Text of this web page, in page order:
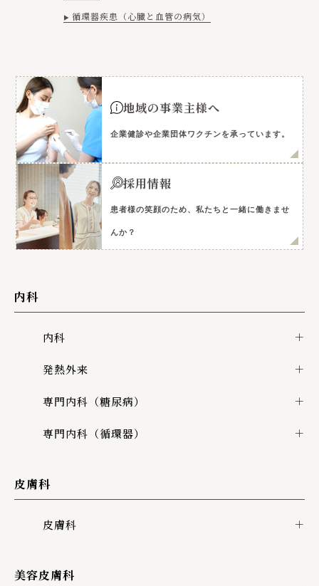
循環器疾患（心臓と血管の病気）
地域の事業主様へ
企業健診や企業団体ワクチンを承っています。
採用情報
患者様の笑顔のため、私たちと一緒に働きませ
んか？
内科
内科
発熱外来
専門内科（糖尿病）
専門内科（循環器）
皮膚科
皮膚科
美容皮膚科